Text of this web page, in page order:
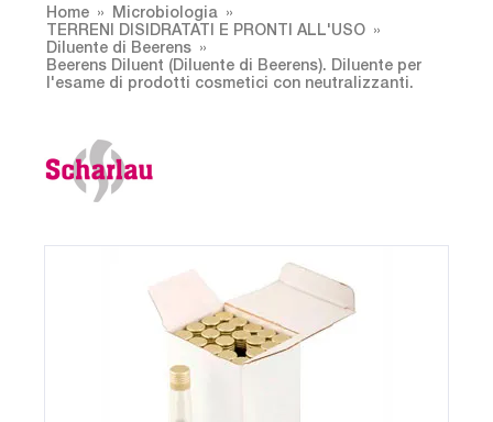
Home
Microbiologia
TERRENI DISIDRATATI E PRONTI ALL'USO
Diluente di Beerens
Beerens Diluent (Diluente di Beerens). Diluente per
l'esame di prodotti cosmetici con neutralizzanti.